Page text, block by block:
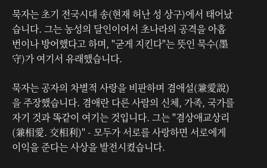
묵자는 초기 전국시대 송(현재 허난 성 상구)에서 태어났
습니다. 그는 농성의 달인이어서 초나라의 공격을 아홉
번이나 방어했다고 하며, "굳게 지킨다"는 뜻인 묵수(墨
守)가 여기서 유래했습니다.
묵자는 공자의 차별적 사랑을 비판하며 겸애설(兼愛說)
을 주장했습니다. 겸애란 다른 사람의 신체, 가족, 국가를
자기 것과 똑같이 여기는 것입니다. 그는 "겸상애교상리
(兼相愛. 交相利)" - 모두가 서로를 사랑하면 서로에게
이익을 준다는 사상을 발전시켰습니다.